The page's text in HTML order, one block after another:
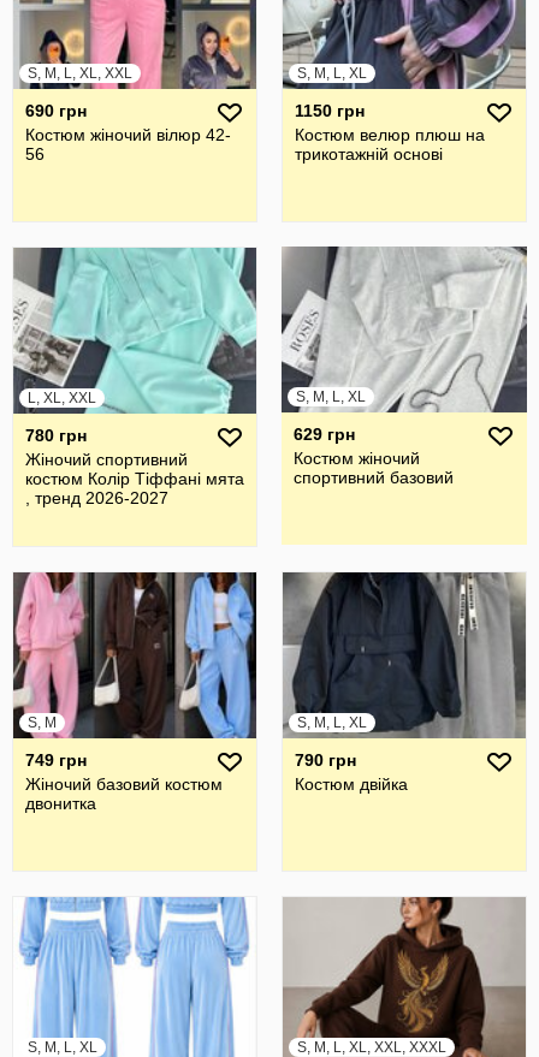
S, M, L, XL, XXL
690 грн
Костюм жіночий вілюр 42-
56
S, M, L, XL
1150 грн
Костюм велюр плюш на
трикотажній основі
L, XL, XXL
780 грн
Жіночий спортивний
костюм Колір Тіффані мята
, тренд 2026-2027
S, M, L, XL
629 грн
Костюм жіночий
спортивний базовий
S, M
749 грн
Жіночий базовий костюм
двонитка
S, M, L, XL
790 грн
Костюм двійка
S, M, L, XL S, M, L, XL, XXL, XXXL